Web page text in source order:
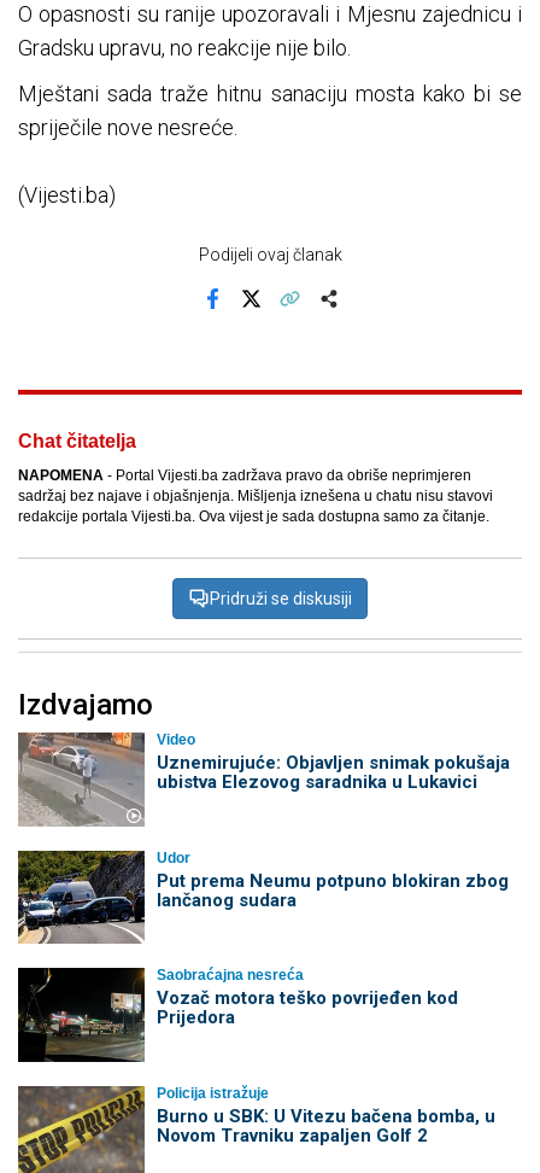
O opasnosti su ranije upozoravali i Mjesnu zajednicu i
Gradsku upravu, no reakcije nije bilo.
Mještani sada traže hitnu sanaciju mosta kako bi se
spriječile nove nesreće.
(Vijesti.ba)
Podijeli ovaj članak
Chat čitatelja
NAPOMENA - Portal Vijesti.ba zadržava pravo da obriše neprimjeren
sadržaj bez najave i objašnjenja. Mišljenja iznešena u chatu nisu stavovi
redakcije portala Vijesti.ba. Ova vijest je sada dostupna samo za čitanje.
Pridruži se diskusiji
Izdvajamo
Video
Uznemirujuće: Objavljen snimak pokušaja
ubistva Elezovog saradnika u Lukavici
Udor
Put prema Neumu potpuno blokiran zbog
lančanog sudara
Saobraćajna nesreća
Vozač motora teško povrijeđen kod
Prijedora
Policija istražuje
Burno u SBK: U Vitezu bačena bomba, u
Novom Travniku zapaljen Golf 2